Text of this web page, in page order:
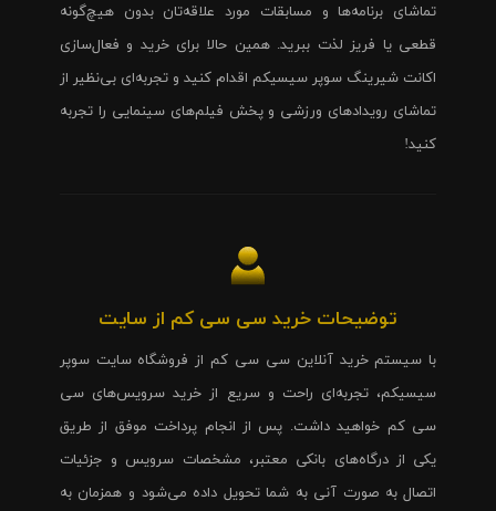
تماشای برنامه‌ها و مسابقات مورد علاقه‌تان بدون هیچ‌گونه
قطعی یا فریز لذت ببرید. همین حالا برای خرید و فعال‌سازی
اکانت شیرینگ سوپر سیسیکم اقدام کنید و تجربه‌ای بی‌نظیر از
تماشای رویدادهای ورزشی و پخش فیلم‌های سینمایی را تجربه
کنید!
توضیحات خرید سی سی کم از سایت
با سیستم خرید آنلاین سی سی کم از فروشگاه سایت سوپر
سیسیکم، تجربه‌ای راحت و سریع از خرید سرویس‌های سی
سی کم خواهید داشت. پس از انجام پرداخت موفق از طریق
یکی از درگاه‌های بانکی معتبر، مشخصات سرویس و جزئیات
اتصال به صورت آنی به شما تحویل داده می‌شود و همزمان به